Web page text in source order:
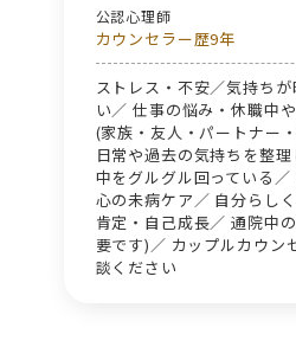
公認心理師
カウンセラー歴9年
ストレス・不安／気持ち
い／ 仕事の悩み・休職中
(家族・友人・パートナー
日常や過去の気持ちを整
中をグルグル回っている
心の未病ケア／ 自分らし
肯定・自己成長／ 通院中
要です)／ カップルカウン
談ください